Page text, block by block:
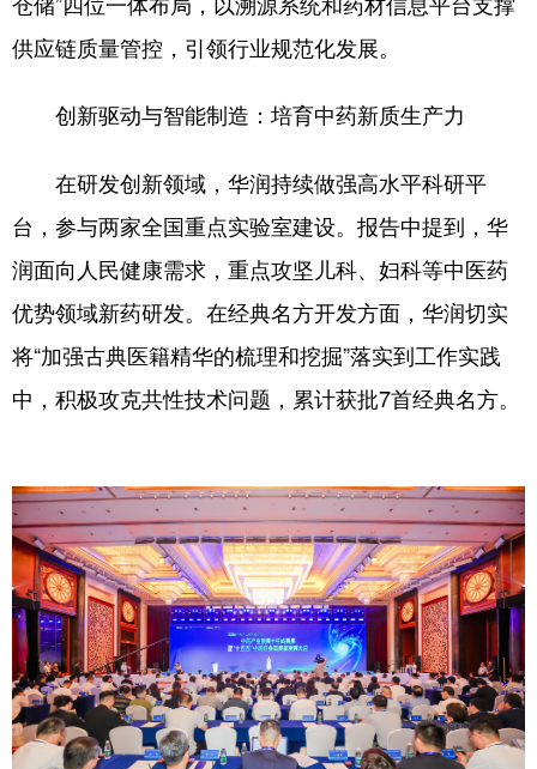
供应链质量管控，引领行业规范化发展。
创新驱动与智能制造：培育中药新质生产力
在研发创新领域，华润持续做强高水平科研平
台，参与两家全国重点实验室建设。报告中提到，华
润面向人民健康需求，重点攻坚儿科、妇科等中医药
优势领域新药研发。在经典名方开发方面，华润切实
将“加强古典医籍精华的梳理和挖掘”落实到工作实践
中，积极攻克共性技术问题，累计获批7首经典名方。